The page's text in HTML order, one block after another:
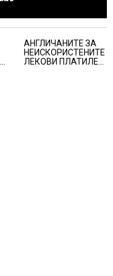
АНГЛИЧАНИТЕ ЗА
НЕИСКОРИСТЕНИТЕ
ЛЕКОВИ ПЛАТИЛЕ